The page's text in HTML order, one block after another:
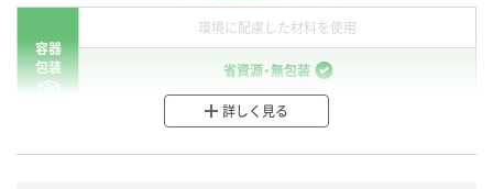
容器
包装
環境に配慮した材料を使用
省資源・無包装
分別・リサイクルしやすい設計
詳しく見る